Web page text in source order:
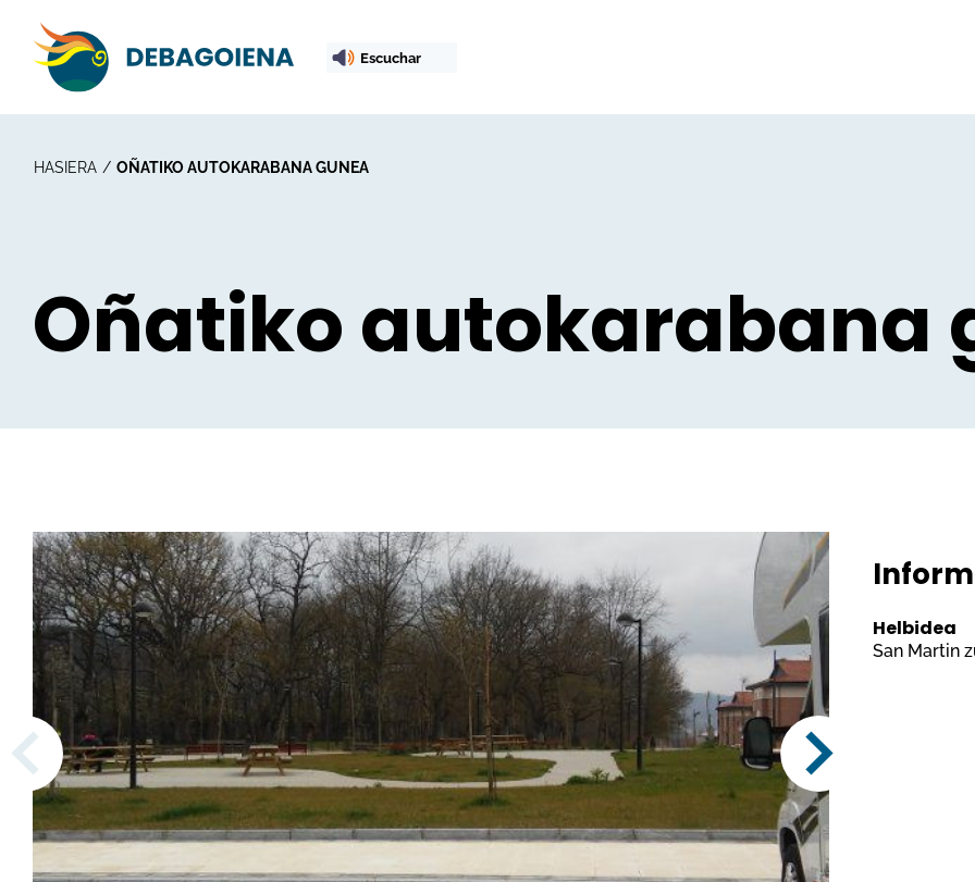
Escuchar
HASIERA OÑATIKO AUTOKARABANA GUNEA
Oñatiko autokarabana
Helbidea
San Martin